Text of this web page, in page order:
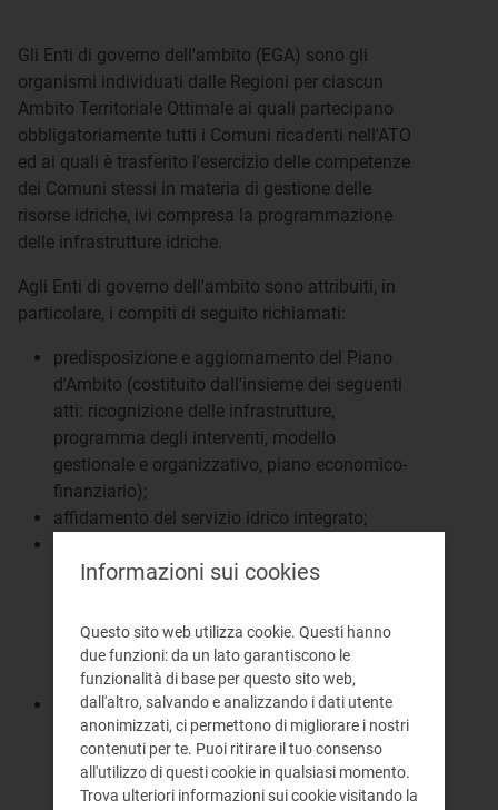
Gli Enti di governo dell'ambito (EGA) sono gli
organismi individuati dalle Regioni per ciascun
Ambito Territoriale Ottimale ai quali partecipano
obbligatoriamente tutti i Comuni ricadenti nell'ATO
ed ai quali è trasferito l'esercizio delle competenze
dei Comuni stessi in materia di gestione delle
risorse idriche, ivi compresa la programmazione
delle infrastrutture idriche.
Agli Enti di governo dell'ambito sono attribuiti, in
particolare, i compiti di seguito richiamati:
predisposizione e aggiornamento del Piano
d'Ambito (costituito dall'insieme dei seguenti
atti: ricognizione delle infrastrutture,
programma degli interventi, modello
gestionale e organizzativo, piano economico-
finanziario);
affidamento del servizio idrico integrato;
per la regolazione dei rapporti tra Ente di
base della convenzione tipo adottata
dall'Autorità per l'energia elettrica il gas e il
sistema idrico;
al fine dell'aggiornamento del piano
economico-finanziario, predisposizione della
tariffa nell'osservanza del metodo tariffario
adottato dall'Autorità e relativa trasmissione a
Informazioni sui cookies
Questo sito web utilizza cookie. Questi hanno
due funzioni: da un lato garantiscono le
funzionalità di base per questo sito web,
dall'altro, salvando e analizzando i dati utente
anonimizzati, ci permettono di migliorare i nostri
contenuti per te. Puoi ritirare il tuo consenso
all'utilizzo di questi cookie in qualsiasi momento.
Trova ulteriori informazioni sui cookie visitando la